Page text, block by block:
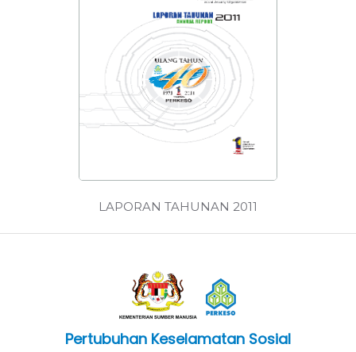
MUAT
TURUN
LAPORAN TAHUNAN 2011
Pertubuhan Keselamatan Sosial